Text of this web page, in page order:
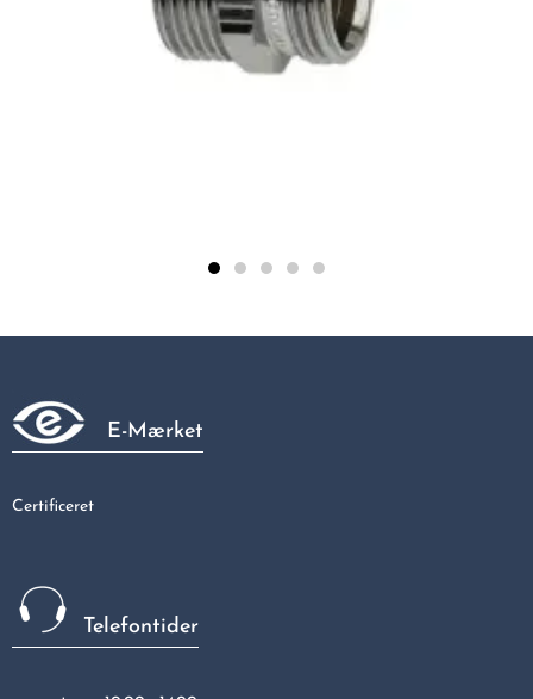
38,50 kr
E-Mærket
Certificeret
Telefontider